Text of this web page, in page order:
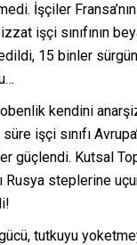
İşçiler
işçi sınıfının
15 binler
kendini
işçi sınıfı
Kutsal
Rusya steplerine
tutkuyu